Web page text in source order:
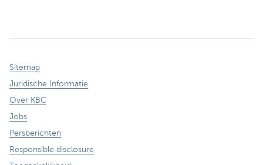
Sitemap
Juridische Informatie
Over KBC
Jobs
Persberichten
Responsible disclosure